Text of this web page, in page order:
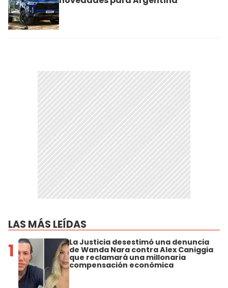
LAS MÁS LEÍDAS
1 La Justicia desestimó una denuncia
de Wanda Nara contra Alex Caniggia
que reclamará una millonaria
compensación económica